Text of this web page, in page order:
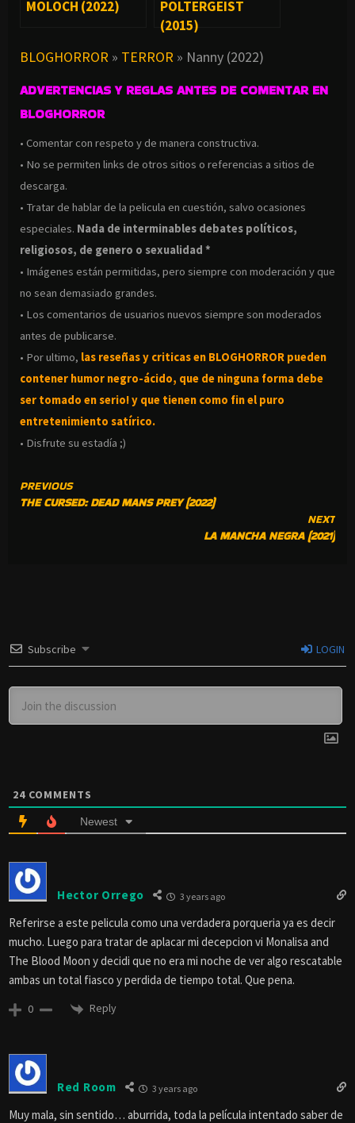
MOLOCH (2022)
POLTERGEIST
(2015)
BLOGHORROR » TERROR » Nanny (2022)
ADVERTENCIAS Y REGLAS ANTES DE COMENTAR EN
BLOGHORROR
• Comentar con respeto y de manera constructiva.
• No se permiten links de otros sitios o referencias a sitios de
descarga.
• Tratar de hablar de la pelicula en cuestión, salvo ocasiones
especiales. Nada de interminables debates políticos,
religiosos, de genero o sexualidad *
• Imágenes están permitidas, pero siempre con moderación y que
no sean demasiado grandes.
• Los comentarios de usuarios nuevos siempre son moderados
antes de publicarse.
• Por ultimo, las reseñas y criticas en BLOGHORROR pueden
contener humor negro-ácido, que de ninguna forma debe
ser tomado en serio! y que tienen como fin el puro
entretenimiento satírico.
• Disfrute su estadía ;)
CONTINUE
READING
PREVIOUS
THE CURSED: DEAD MANS PREY (2022)
NEXT
LA MANCHA NEGRA (2021)
Subscribe LOGIN
24 COMMENTS
Newest
Hector Orrego 3 years ago
Referirse a este pelicula como una verdadera porqueria ya es decir
mucho. Luego para tratar de aplacar mi decepcion vi Monalisa and
The Blood Moon y decidi que no era mi noche de ver algo rescatable
ambas un total fiasco y perdida de tiempo total. Que pena.
0 Reply
Red Room 3 years ago
Muy mala, sin sentido… aburrida, toda la película intentado saber de